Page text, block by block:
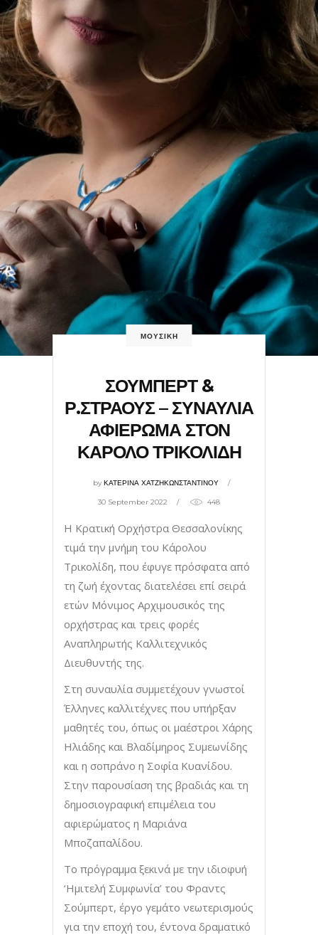
ΜΟΥΣΙΚΗ
ΣΟΥΜΠΕΡΤ &
Ρ.ΣΤΡΑΟΥΣ – ΣΥΝΑΥΛΙΑ
ΑΦΙΕΡΩΜΑ ΣΤΟΝ
ΚΑΡΟΛΟ ΤΡΙΚΟΛΙΔΗ
byΚΑΤΕΡΙΝΑ ΧΑΤΖΗΚΩΝΣΤΑΝΤΙΝΟΥ
30 September 2022 448
Η Κρατική Ορχήστρα Θεσσαλονίκης
τιμά την μνήμη του Κάρολου
Τρικολίδη, που έφυγε πρόσφατα από
τη ζωή έχοντας διατελέσει επί σειρά
ετών Μόνιμος Αρχιμουσικός της
ορχήστρας και τρεις φορές
Αναπληρωτής Καλλιτεχνικός
Διευθυντής της.
Στη συναυλία συμμετέχουν γνωστοί
Έλληνες καλλιτέχνες που υπήρξαν
μαθητές του, όπως οι μαέστροι Χάρης
Ηλιάδης και Βλαδίμηρος Συμεωνίδης
και η σοπράνο η Σοφία Κυανίδου.
Στην παρουσίαση της βραδιάς και τη
δημοσιογραφική επιμέλεια του
αφιερώματος η Μαριάνα
Μποζαπαλίδου.
Το πρόγραμμα ξεκινά με την ιδιοφυή
‘Ημιτελή Συμφωνία’ του Φραντς
Σούμπερτ, έργο γεμάτο νεωτερισμούς
για την εποχή του, έντονα δραματικό